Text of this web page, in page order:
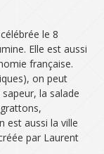
le 8
Elle est aussi
française.
on peut
la salade
est aussi la ville
par Laurent